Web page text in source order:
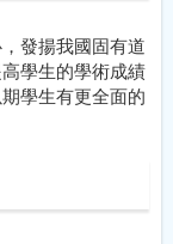
發揚我國固有道
學生的學術成績
學生有更全面的